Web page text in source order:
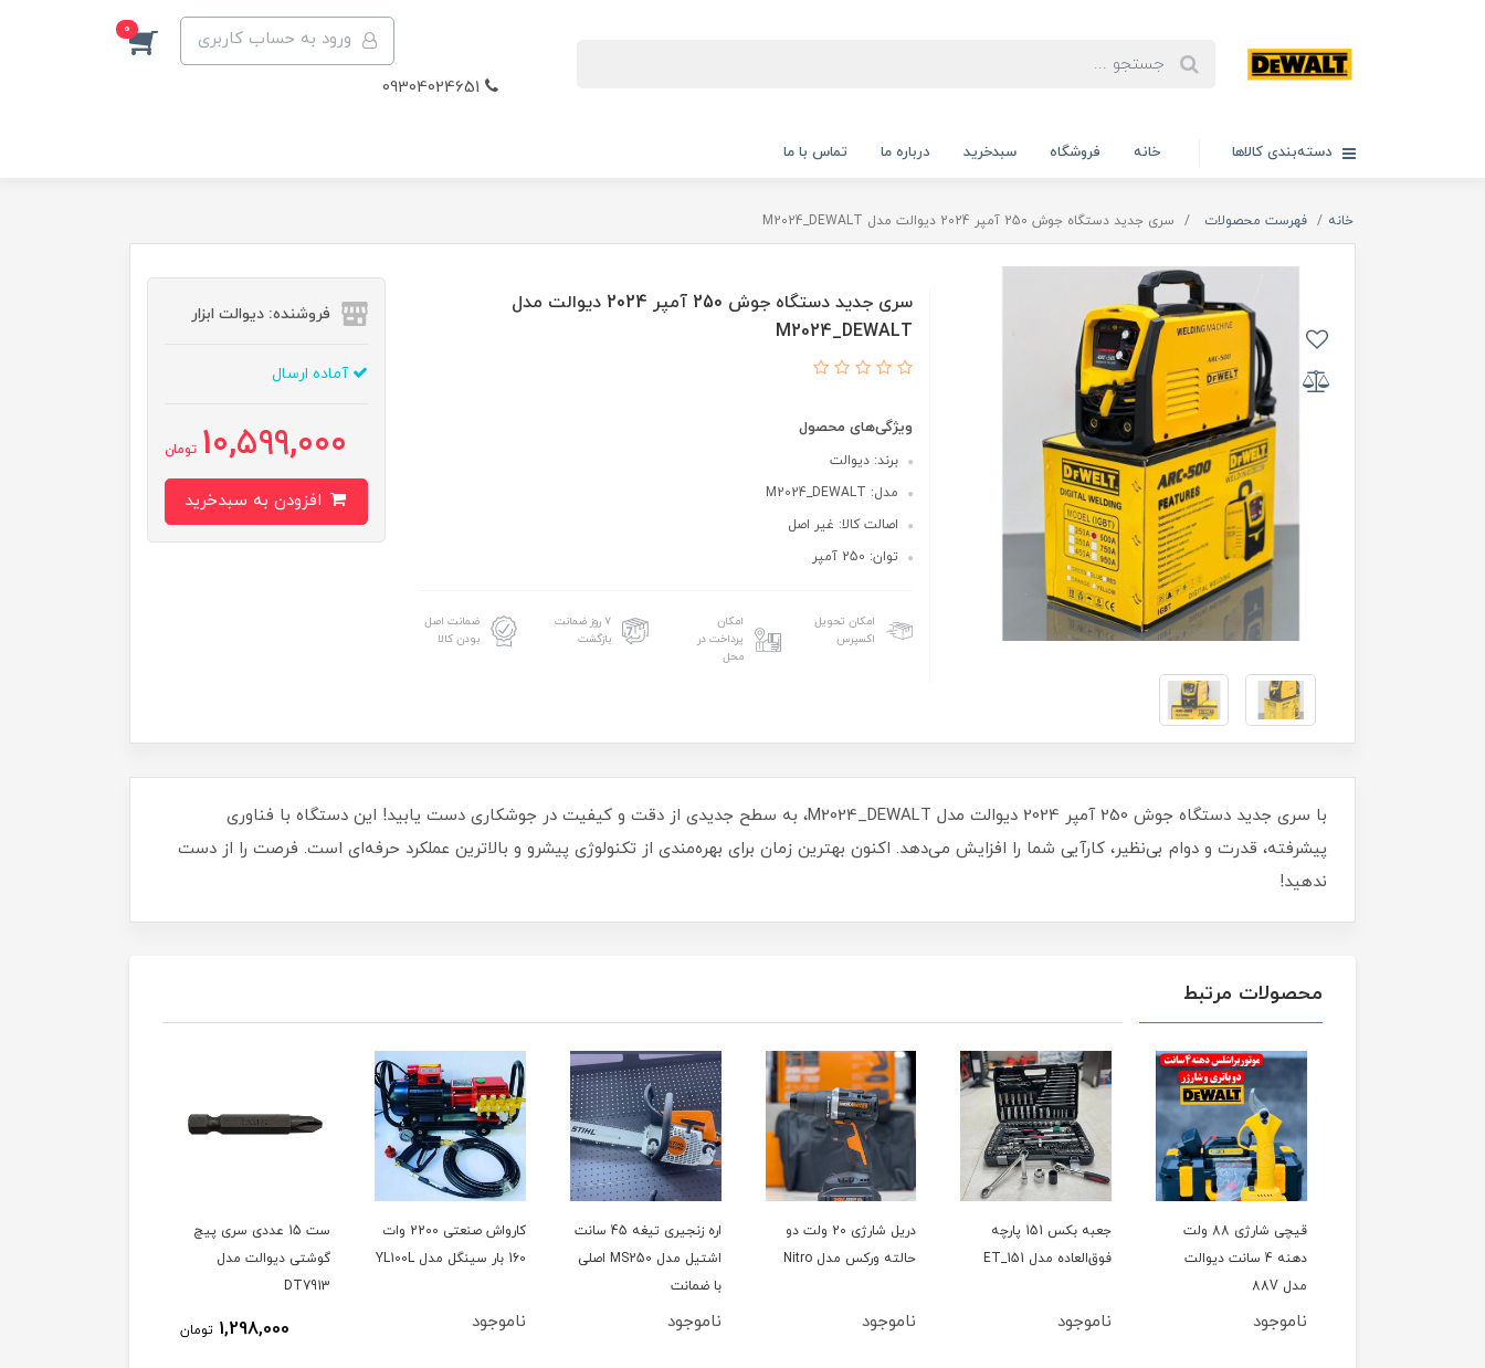
ورود به حساب کاربری 0
دسته‌بندی کالاها خانه فروشگاه سبدخرید درباره ما تماس با ما
خانه فهرست محصولات سری جدید دستگاه جوش 250 آمپر 2024 دیوالت مدل M2024_DEWALT
سری جدید دستگاه جوش 250 آمپر 2024 دیوالت مدل
M2024_DEWALT
ویژگی‌های محصول
برند: دیوالت
مدل: M2024_DEWALT
اصالت کالا: غیر اصل
توان: 250 آمپر
امکان تحویل
اکسپرس
امکان
پرداخت در
محل
۷ روز ضمانت
بازگشت
ضمانت اصل
بودن کالا
فروشنده: دیوالت ابزار
آماده ارسال
10,599,000 تومان
با سری جدید دستگاه جوش 250 آمپر 2024 دیوالت مدل M2024_DEWALT، به سطح جدیدی از دقت و کیفیت در جوشکاری دست یابید! این دستگاه با فناوری
پیشرفته، قدرت و دوام بی‌نظیر، کارآیی شما را افزایش می‌دهد. اکنون بهترین زمان برای بهره‌مندی از تکنولوژی پیشرو و بالاترین عملکرد حرفه‌ای است. فرصت را از دست
ندهید!
محصولات مرتبط
قیچی شارژی 88 ولت
دهنه 4 سانت دیوالت
مدل 88V
ناموجود
جعبه بکس 151 پارچه
فوق‌العاده مدل ET_151
ناموجود
دریل شارژی 20 ولت دو
حالته ورکس مدل Nitro
ناموجود
اره زنجیری تیغه 45 سانت
اشتیل مدل MS250 اصلی
با ضمانت
ناموجود
کارواش صنعتی 2200 وات
160 بار سینگل مدل YL100L
ناموجود
ست 15 عددی سری پیچ
گوشتی دیوالت مدل
DT7913
1,298,000 تومان